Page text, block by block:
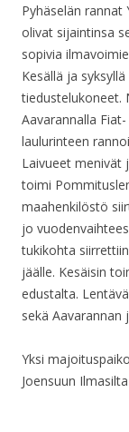
Pyhäselän rannat
olivat sijaintinsa
sopivia
Kesällä ja
tiedustelukoneet.
Aavarannalla
laulurinteen
Laivueet menivät
toimi
maahenkilöstö
jo
tukikohta
jäälle. Kesäisin
edustalta.
sekä Aavarannan
Yksi
Joensuun